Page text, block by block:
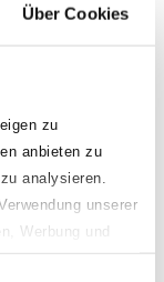
Über Cookies
zu
anbieten zu
analysieren.
unserer
Werbung und
Informationen